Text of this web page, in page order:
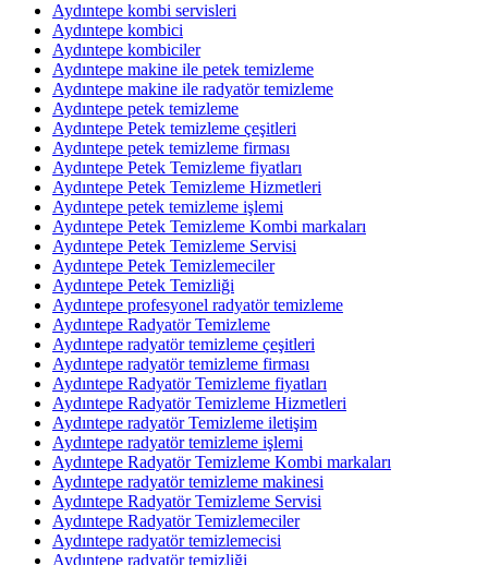
Aydıntepe kombi servisleri
Aydıntepe kombici
Aydıntepe kombiciler
Aydıntepe makine ile petek temizleme
Aydıntepe makine ile radyatör temizleme
Aydıntepe petek temizleme
Aydıntepe Petek temizleme çeşitleri
Aydıntepe petek temizleme firması
Aydıntepe Petek Temizleme fiyatları
Aydıntepe Petek Temizleme Hizmetleri
Aydıntepe petek temizleme işlemi
Aydıntepe Petek Temizleme Kombi markaları
Aydıntepe Petek Temizleme Servisi
Aydıntepe Petek Temizlemeciler
Aydıntepe Petek Temizliği
Aydıntepe profesyonel radyatör temizleme
Aydıntepe Radyatör Temizleme
Aydıntepe radyatör temizleme çeşitleri
Aydıntepe radyatör temizleme firması
Aydıntepe Radyatör Temizleme fiyatları
Aydıntepe Radyatör Temizleme Hizmetleri
Aydıntepe radyatör Temizleme iletişim
Aydıntepe radyatör temizleme işlemi
Aydıntepe Radyatör Temizleme Kombi markaları
Aydıntepe radyatör temizleme makinesi
Aydıntepe Radyatör Temizleme Servisi
Aydıntepe Radyatör Temizlemeciler
Aydıntepe radyatör temizlemecisi
Aydıntepe radyatör temizliği